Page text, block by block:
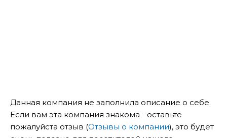
Данная компания не заполнила описание о себе.
Если вам эта компания знакома - оставьте
пожалуйста отзыв (Отзывы о компании), это будет